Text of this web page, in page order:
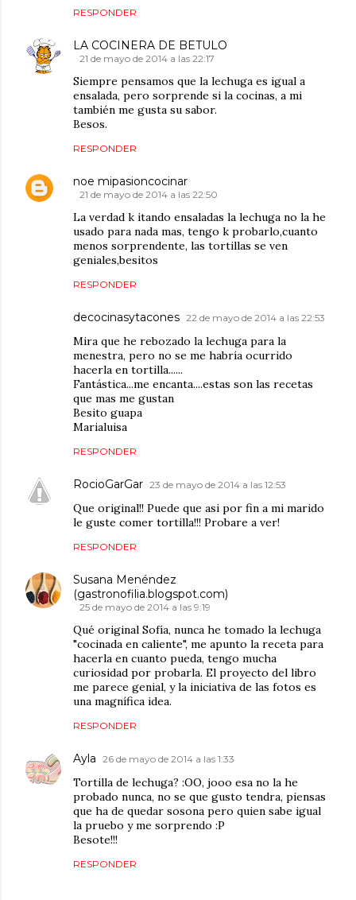
RESPONDER
LA COCINERA DE BETULO
21 de mayo de 2014 a las 22:17
Siempre pensamos que la lechuga es igual a
ensalada, pero sorprende si la cocinas, a mi
también me gusta su sabor.
Besos.
RESPONDER
noe mipasioncocinar
21 de mayo de 2014 a las 22:50
La verdad k itando ensaladas la lechuga no la he
usado para nada mas, tengo k probarlo,cuanto
menos sorprendente, las tortillas se ven
geniales,besitos
RESPONDER
decocinasytacones 22 de mayo de 2014 a las 22:53
Mira que he rebozado la lechuga para la
menestra, pero no se me habría ocurrido
hacerla en tortilla......
Fantástica...me encanta....estas son las recetas
que mas me gustan
Besito guapa
Marialuisa
RESPONDER
RocioGarGar 23 de mayo de 2014 a las 12:53
Que original!! Puede que asi por fin a mi marido
le guste comer tortilla!!! Probare a ver!
RESPONDER
Susana Menéndez
(gastronofilia.blogspot.com)
25 de mayo de 2014 a las 9:19
Qué original Sofía, nunca he tomado la lechuga
"cocinada en caliente", me apunto la receta para
hacerla en cuanto pueda, tengo mucha
curiosidad por probarla. El proyecto del libro
me parece genial, y la iniciativa de las fotos es
una magnífica idea.
RESPONDER
Ayla 26 de mayo de 2014 a las 1:33
Tortilla de lechuga? :OO, jooo esa no la he
probado nunca, no se que gusto tendra, piensas
que ha de quedar sosona pero quien sabe igual
la pruebo y me sorprendo :P
Besote!!!
RESPONDER